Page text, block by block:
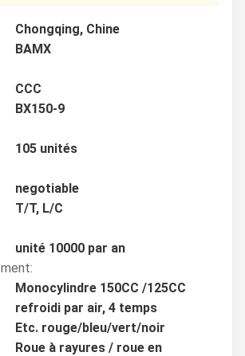
Chongqing, Chine
BAMX
CCC
BX150-9
105 unités
negotiable
T/T, L/C
unité 10000 par an
Monocylindre 150CC /125CC
refroidi par air, 4 temps
Etc. rouge/bleu/vert/noir
Roue à rayures / roue en